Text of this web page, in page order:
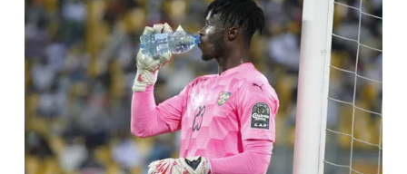
隨之擴大，對自然生態、農林漁業，皆造成了越來越嚴
重的破壞。根據日本環境省的調查，截至2023年，不含
北海道、本州以南的地區，梅花鹿數量估計為305萬
頭，野豬則約為98萬頭。而從1978年到2020年，42年
間，梅花鹿的棲息地擴增了約2.7倍，野豬則為約1.7
倍，成長幅度相當驚人，且仍在繼續擴張。研究的主要
作者、東京農工大學的講師諸澤崇裕指出，在關東平
原，包括東京在內的河流沿岸及其他地區，鹿的蹤跡越